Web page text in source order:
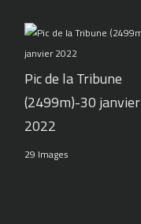
Pic de la Tribune
(2499m)-30 janvier
2022
29 Images